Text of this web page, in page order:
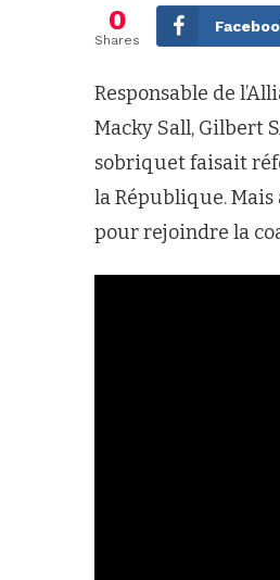
0
Shares
Responsable de
Macky Sall, Gilbert
sobriquet faisait
la République.
pour rejoindre la